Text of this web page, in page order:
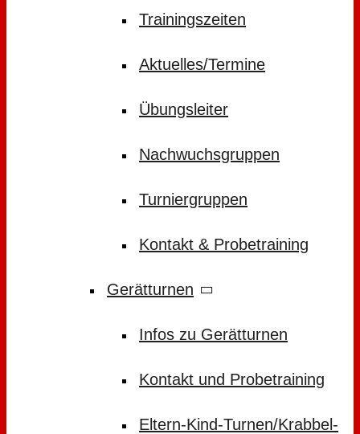
Trainingszeiten
Aktuelles/Termine
Übungsleiter
Nachwuchsgruppen
Turniergruppen
Kontakt & Probetraining
Gerätturnen
Infos zu Gerätturnen
Kontakt und Probetraining
Eltern-Kind-Turnen/Krabbel-